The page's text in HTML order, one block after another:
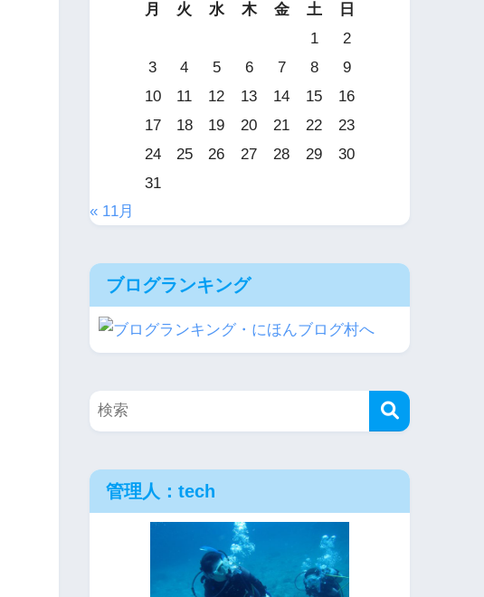
月
火 水 木 金 土
日
1
2
3
4 5 6 7 8
9
10
11 12 13 14 15
16
17
18 19 20 21 22
23
24
25 26 27 28 29
30
31
« 11月
ブログランキング
管理人：tech